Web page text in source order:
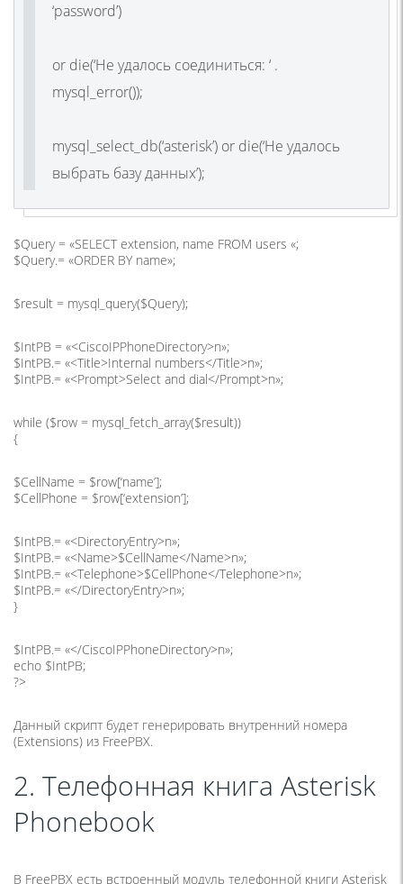
‘password’)
or die(‘Не удалось соединиться: ‘ .
mysql_error());
mysql_select_db(‘asterisk’) or die(‘Не удалось
выбрать базу данных’);
$Query = «SELECT extension, name FROM users «;
$Query.= «ORDER BY name»;
$result = mysql_query($Query);
$IntPB = «<CiscoIPPhoneDirectory>n»;
$IntPB.= «<Title>Internal numbers</Title>n»;
$IntPB.= «<Prompt>Select and dial</Prompt>n»;
while ($row = mysql_fetch_array($result))
{
$CellName = $row[‘name’];
$CellPhone = $row[‘extension’];
$IntPB.= «<DirectoryEntry>n»;
$IntPB.= «<Name>$CellName</Name>n»;
$IntPB.= «<Telephone>$CellPhone</Telephone>n»;
$IntPB.= «</DirectoryEntry>n»;
}
$IntPB.= «</CiscoIPPhoneDirectory>n»;
echo $IntPB;
?>
Данный скрипт будет генерировать внутренний номера
(Extensions) из FreePBX.
2. Телефонная книга Asterisk
Phonebook
В FreePBX есть встроенный модуль телефонной книги Asterisk